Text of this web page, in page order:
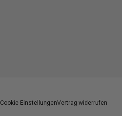
Cookie EinstellungenVertrag widerrufen